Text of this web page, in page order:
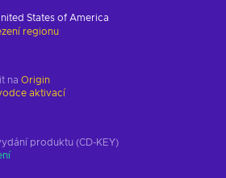
States of America
regionu
na Origin
aktivací
produktu (CD-KEY)